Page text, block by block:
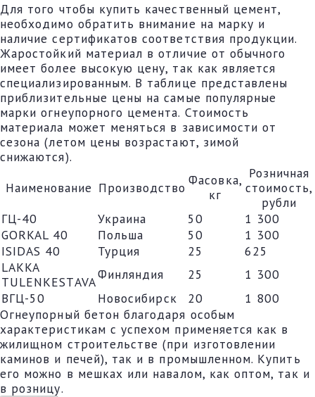
Для того чтобы купить качественный цемент,
необходимо обратить внимание на марку и
наличие сертификатов соответствия продукции.
Жаростойкий материал в отличие от обычного
имеет более высокую цену, так как является
специализированным. В таблице представлены
приблизительные цены на самые популярные
марки огнеупорного цемента. Стоимость
материала может меняться в зависимости от
сезона (летом цены возрастают, зимой
снижаются).
Наименование Производство Фасовка,
кг
Розничная
стоимость,
рубли
ГЦ-40
Украина 50
1 300
GORKAL 40
Польша 50
1 300
ISIDAS 40
Турция 25
625
LAKKA
TULENKESTAVAФинляндия 25
1 300
ВГЦ-50
Новосибирск 20
1 800
Огнеупорный бетон благодаря особым
характеристикам с успехом применяется как в
жилищном строительстве (при изготовлении
каминов и печей), так и в промышленном. Купить
его можно в мешках или навалом, как оптом, так и
в розницу.